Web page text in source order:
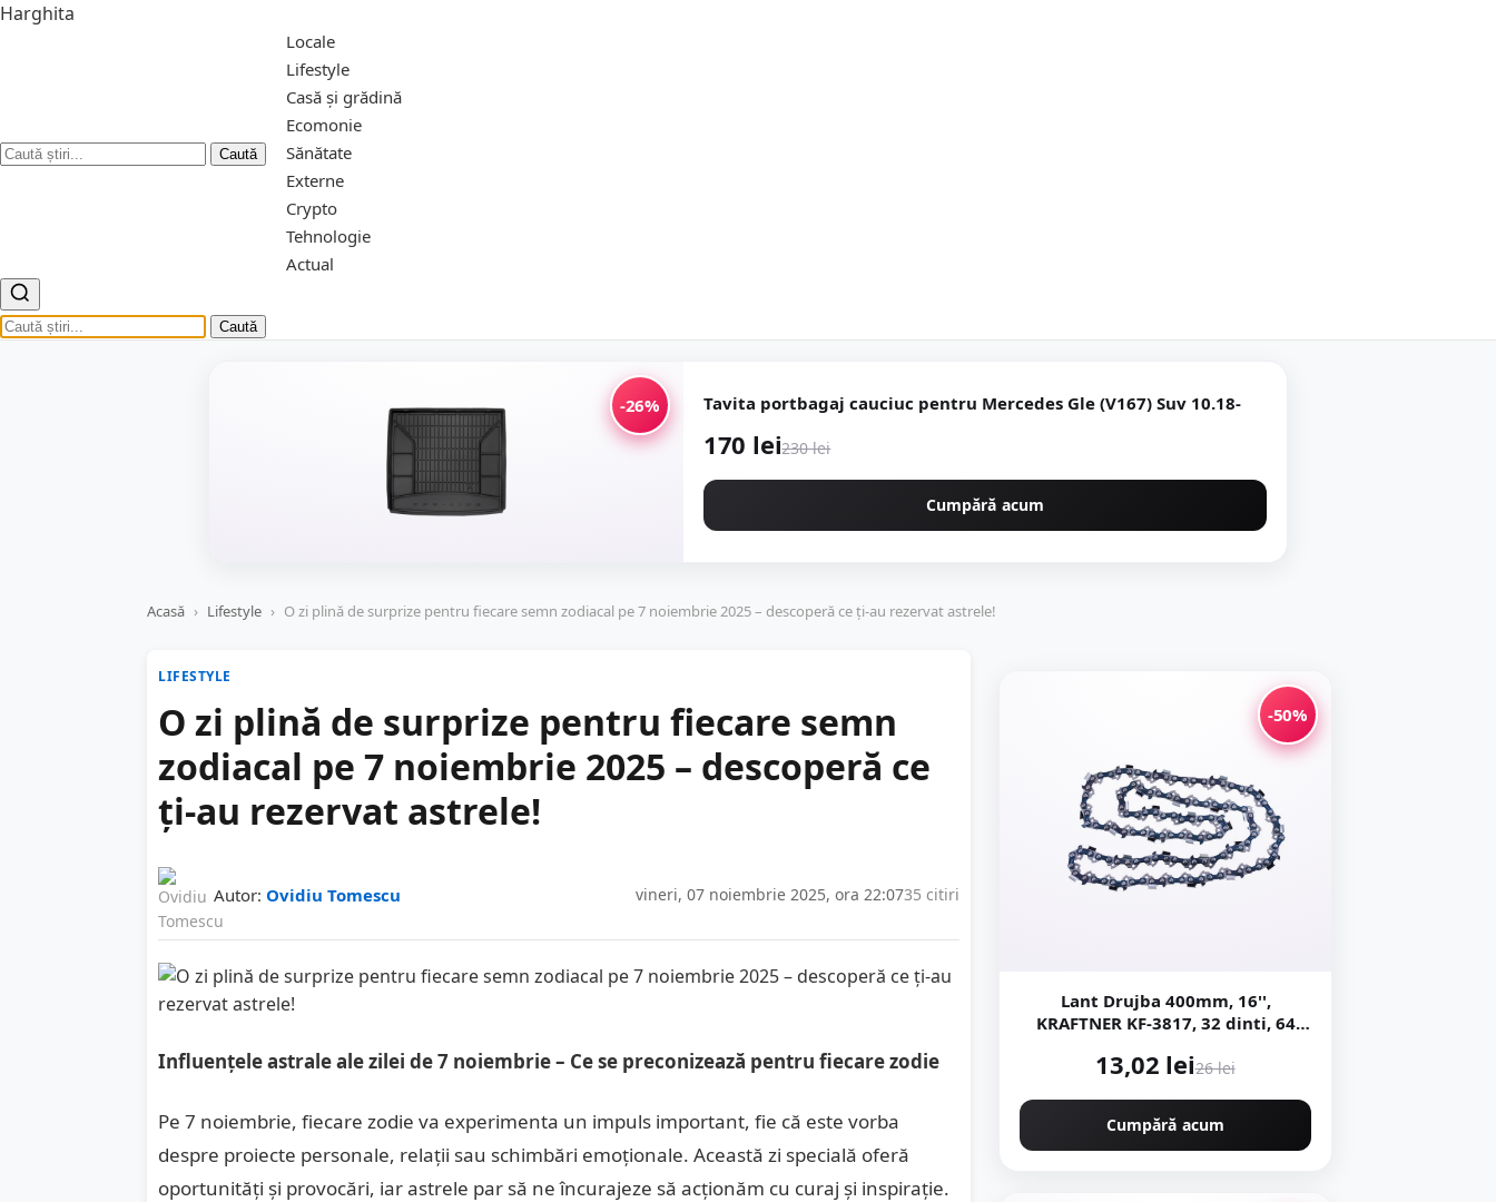
Harghita
Caută
Locale
Lifestyle
Casă și grădină
Ecomonie
Sănătate
Externe
Crypto
Tehnologie
Actual
Caută
-26% Tavita portbagaj cauciuc pentru Mercedes Gle (V167) Suv 10.18-
170 lei230 lei
Cumpără acum
Acasă › Lifestyle › O zi plină de surprize pentru fiecare semn zodiacal pe 7 noiembrie 2025 – descoperă ce ţi-au rezervat astrele!
LIFESTYLE
O zi plină de surprize pentru fiecare semn
zodiacal pe 7 noiembrie 2025 – descoperă ce
ţi-au rezervat astrele!
Autor: Ovidiu Tomescu vineri, 07 noiembrie 2025, ora 22:0735 citiri
Influențele astrale ale zilei de 7 noiembrie – Ce se preconizează pentru fiecare zodie
Pe 7 noiembrie, fiecare zodie va experimenta un impuls important, fie că este vorba
despre proiecte personale, relații sau schimbări emoționale. Această zi specială oferă
oportunități și provocări, iar astrele par să ne încurajeze să acționăm cu curaj și inspirație.
-50%
Lant Drujba 400mm, 16'',
KRAFTNER KF-3817, 32 dinti, 64
13,02 lei26 lei
Cumpără acum